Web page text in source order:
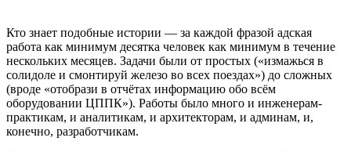
Кто знает подобные истории — за каждой фразой адская
работа как минимум десятка человек как минимум в течение
нескольких месяцев. Задачи были от простых («измажься в
солидоле и смонтируй железо во всех поездах») до сложных
(вроде «отобрази в отчётах информацию обо всём
оборудовании ЦППК»). Работы было много и инженерам-
практикам, и аналитикам, и архитекторам, и админам, и,
конечно, разработчикам.